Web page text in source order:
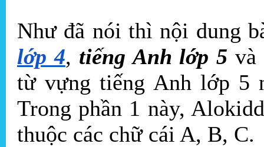
Như đã nói thì nội dung
lớp 4, tiếng Anh lớp 5 và
từ vựng tiếng Anh lớp 5
Trong phần 1 này,
thuộc các chữ cái A, B, C.